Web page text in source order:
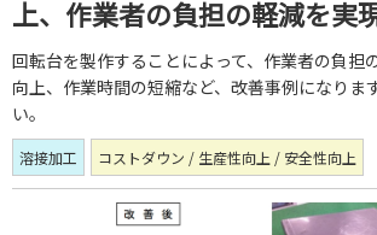
上、作業者の負担の軽減を実
回転台を製作することによって、作業者の負担
向上、作業時間の短縮など、改善事例になりま
い。
溶接加工 コストダウン / 生産性向上 / 安全性向上